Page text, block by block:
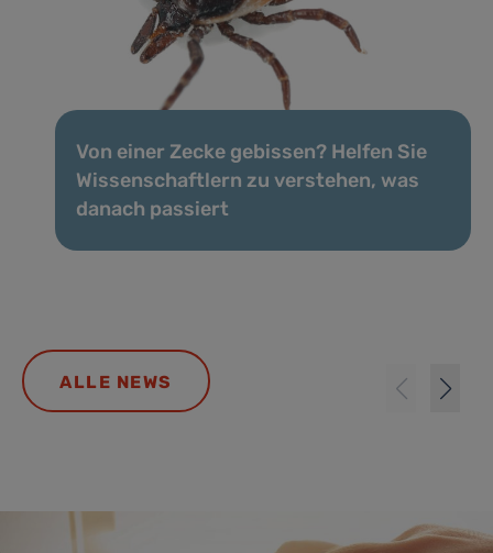
Von einer Zecke gebissen? Helfen Sie
Wissenschaftlern zu verstehen, was
danach passiert
ALLE NEWS